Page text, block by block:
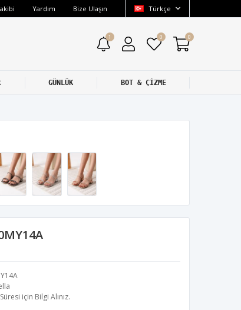
Yardım Bize Ulaşın Türkçe
1 0 0
GÜNLÜK BOT & ÇİZME
için Bilgi Alınız.